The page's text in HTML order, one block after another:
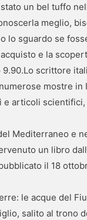
un bel tuffo
meglio,
lo sguardo se
e la
scrittore
mostre in
e articoli
Mediterraneo e
un libro
il 18
le acque del
salito al trono